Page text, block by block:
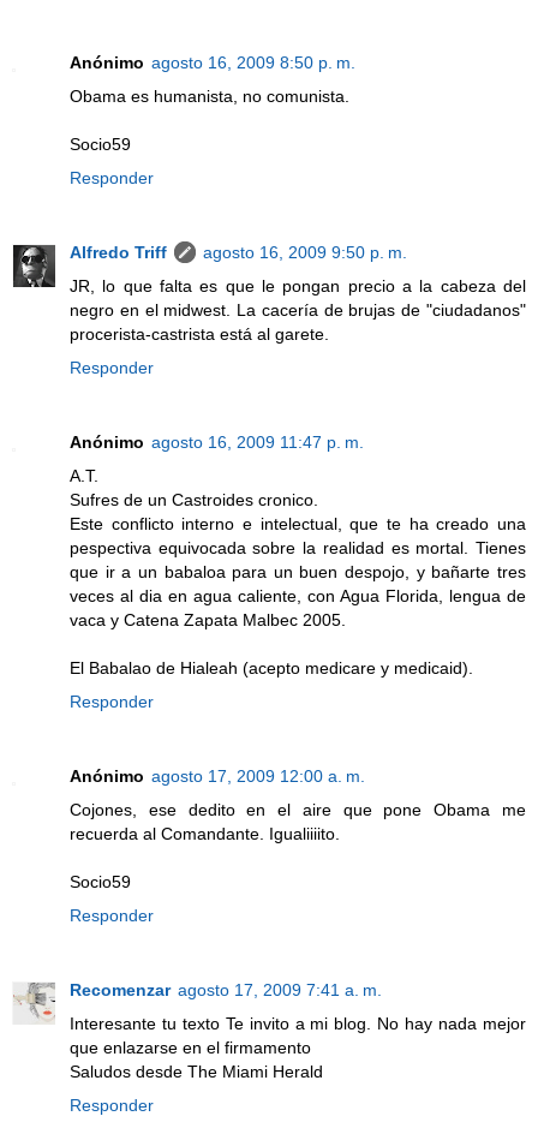
Anónimo agosto 16, 2009 8:50 p. m.
Obama es humanista, no comunista.
Socio59
Responder
Alfredo Triff
agosto 16, 2009 9:50 p. m.
JR, lo que falta es que le pongan precio a la cabeza del
negro en el midwest. La cacería de brujas de "ciudadanos"
procerista-castrista está al garete.
Responder
Anónimo agosto 16, 2009 11:47 p. m.
A.T.
Sufres de un Castroides cronico.
Este conflicto interno e intelectual, que te ha creado una
pespectiva equivocada sobre la realidad es mortal. Tienes
que ir a un babaloa para un buen despojo, y bañarte tres
veces al dia en agua caliente, con Agua Florida, lengua de
vaca y Catena Zapata Malbec 2005.
El Babalao de Hialeah (acepto medicare y medicaid).
Responder
Anónimo agosto 17, 2009 12:00 a. m.
Cojones, ese dedito en el aire que pone Obama me
recuerda al Comandante. Igualiiiito.
Socio59
Responder
Recomenzar agosto 17, 2009 7:41 a. m.
Interesante tu texto Te invito a mi blog. No hay nada mejor
que enlazarse en el firmamento
Saludos desde The Miami Herald
Responder